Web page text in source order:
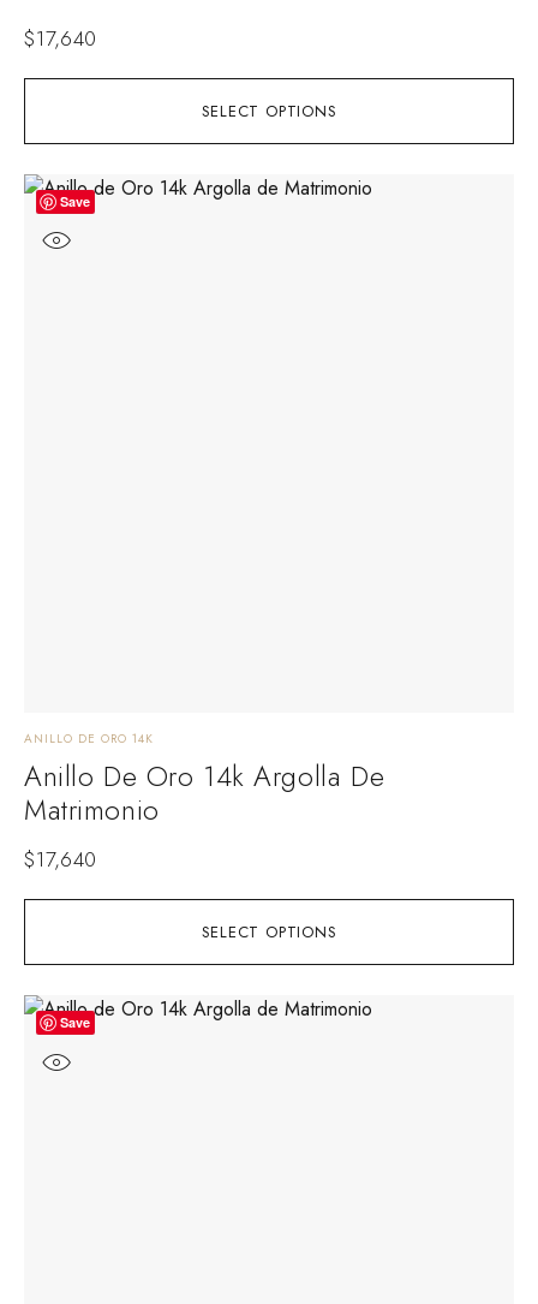
SELECT OPTIONS
$17,640
Save
SELECT OPTIONS
ANILLO DE ORO 14K
Anillo De Oro 14k Argolla De
Matrimonio
$17,640
Save